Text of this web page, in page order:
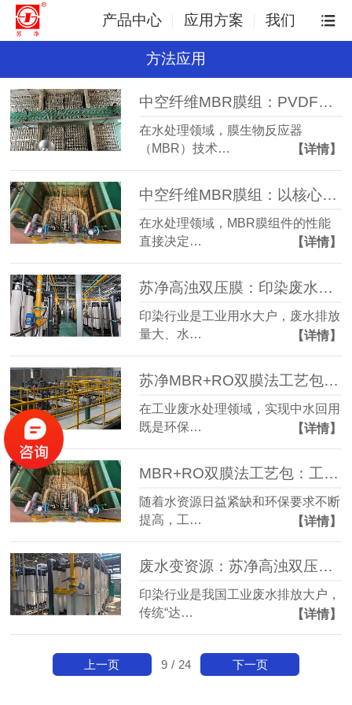
产品中心 应用方案 我们
方法应用
中空纤维MBR膜组：PVDF材质源头厂家，高精度截留助力工业废水处理
在水处理领域，膜生物反应器
（MBR）技术…
【详情】
中空纤维MBR膜组：以核心技术定义高效水处理
在水处理领域，MBR膜组件的性能
直接决定…
【详情】
苏净高浊双压膜：印染废水回用的高效解决方案
印染行业是工业用水大户，废水排放
量大、水…
【详情】
苏净MBR+RO双膜法工艺包：工业废水回用的高效解决方案
在工业废水处理领域，实现中水回用
既是环保…
【详情】
MBR+RO双膜法工艺包：工业废水回用的绿色引擎
随着水资源日益紧缺和环保要求不断
提高，工…
【详情】
废水变资源：苏净高浊双压膜推动印染行业绿色转型
印染行业是我国工业废水排放大户，
传统“达…
【详情】
9 / 24
上一页 下一页